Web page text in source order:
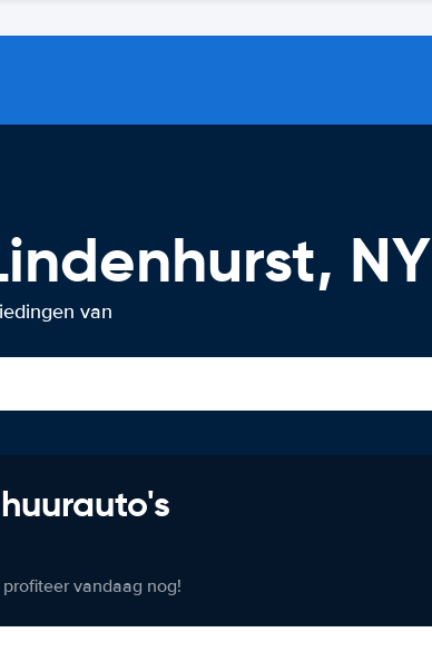
NY
van
vandaag nog!